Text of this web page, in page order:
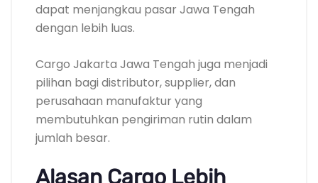
dapat menjangkau pasar Jawa Tengah
dengan lebih luas.
Cargo Jakarta Jawa Tengah juga menjadi
pilihan bagi distributor, supplier, dan
perusahaan manufaktur yang
membutuhkan pengiriman rutin dalam
jumlah besar.
Alasan Cargo Lebih